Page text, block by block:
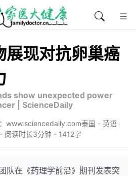
展现对抗卵巢癌
show unexpected power
| ScienceDaily
www.sciencedaily.com泰国 - 英语
读时长3分钟 - 1412字
队在《药理学前沿》期刊发表突